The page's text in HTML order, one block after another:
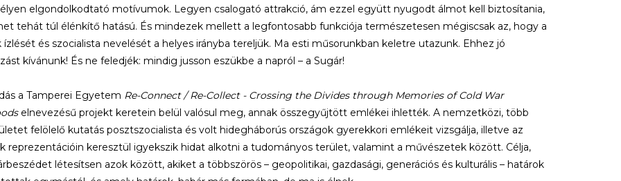
elgondolkodtató motívumok. Legyen csalogató attrakció, ám ezzel együtt nyugodt álmot kell biztosítania,
tehát túl élénkítő hatású. És mindezek mellett a legfontosabb funkciója természetesen mégiscsak az, hogy a
ízlését és szocialista nevelését a helyes irányba tereljük. Ma esti műsorunkban keletre utazunk. Ehhez jó
kívánunk! És ne feledjék: mindig jusson eszükbe a napról – a Sugár!
a Tamperei Egyetem Re-Connect / Re-Collect - Crossing the Divides through Memories of Cold War
elnevezésű projekt keretein belül valósul meg, annak összegyűjtött emlékei ihlették. A nemzetközi, több
felölelő kutatás posztszocialista és volt hidegháborús országok gyerekkori emlékeit vizsgálja, illetve az
reprezentációin keresztül igyekszik hidat alkotni a tudományos terület, valamint a művészetek között. Célja,
létesítsen azok között, akiket a többszörös – geopolitikai, gazdasági, generációs és kulturális – határok